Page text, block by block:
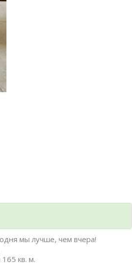
мы лучше, чем вчера!
кв. м.